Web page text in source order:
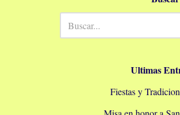
Ultimas
Fiestas y